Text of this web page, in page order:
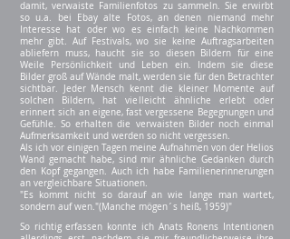
damit, verwaiste Familienfotos zu sammeln. Sie erwirbt
so u.a. bei Ebay alte Fotos, an denen niemand mehr
Interesse hat oder wo es einfach keine Nachkommen
mehr gibt. Auf Festivals, wo sie keine Auftragsarbeiten
abliefern muss, haucht sie so diesen Bildern für eine
Weile Persönlichkeit und Leben ein. Indem sie diese
Bilder groß auf Wände malt, werden sie für den Betrachter
sichtbar. Jeder Mensch kennt die kleiner Momente auf
solchen Bildern, hat vielleicht ähnliche erlebt oder
erinnert sich an eigene, fast vergessene Begegnungen und
Gefühle. So erhalten die verwaisten Bilder noch einmal
Aufmerksamkeit und werden so nicht vergessen.
Als ich vor einigen Tagen meine Aufnahmen von der Helios
Wand gemacht habe, sind mir ähnliche Gedanken durch
den Kopf gegangen. Auch ich habe Familienerinnerungen
an vergleichbare Situationen.
"Es kommt nicht so darauf an wie lange man wartet,
sondern auf wen."(Manche mögen´s heiß, 1959)"
So richtig erfassen konnte ich Anats Ronens Intentionen